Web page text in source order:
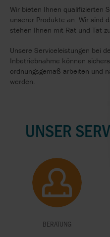
Wir bieten Ihnen qualifizierten
unserer Produkte an. Wir sind
stehen Ihnen mit Rat und Tat
Unsere Serviceleistungen bei
Inbetriebnahme können
ordnungsgemäß arbeiten und
werden.
UNSER
BERATUNG